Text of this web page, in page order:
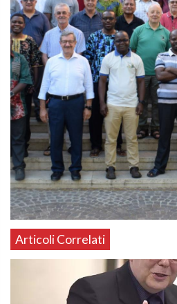
Articoli Correlati